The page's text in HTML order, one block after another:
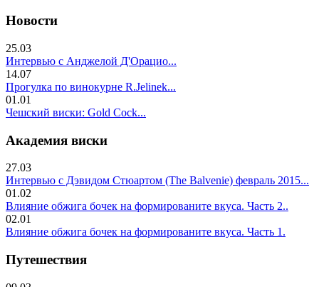
Новости
25.03
Интервью с Анджелой Д'Орацио...
14.07
Прогулка по винокурне R.Jelinek...
01.01
Чешский виски: Gold Cock...
Академия виски
27.03
Интервью с Дэвидом Стюартом (The Balvenie) февраль 2015...
01.02
Влияние обжига бочек на формированите вкуса. Часть 2..
02.01
Влияние обжига бочек на формированите вкуса. Часть 1.
Путешествия